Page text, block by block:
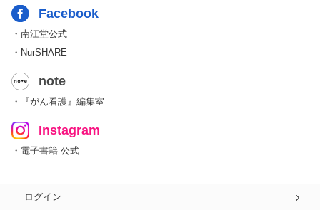
Facebook
・南江堂公式
・NurSHARE
note
・『がん看護』編集室
Instagram
・電子書籍 公式
ログイン